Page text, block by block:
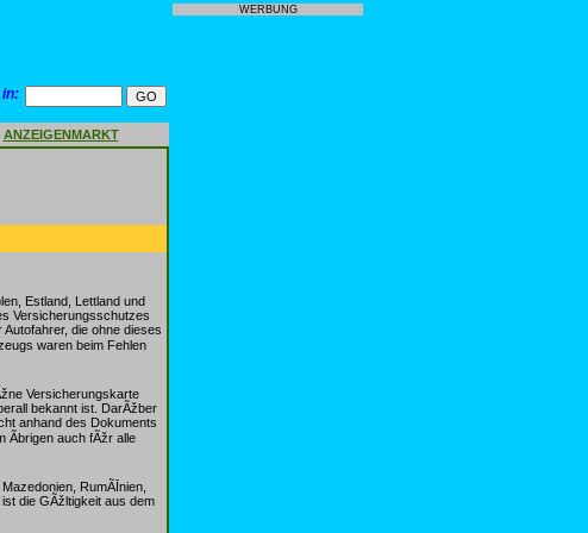
in:
ANZEIGENMARKT
Estland, Lettland und
Versicherungsschutzes
die ohne dieses
waren beim Fehlen
Versicherungskarte
bekannt ist. DarÃžber
anhand des Dokuments
auch fÃžr alle
RumÃĪnien,
die GÃžltigkeit aus dem
WERBUNG